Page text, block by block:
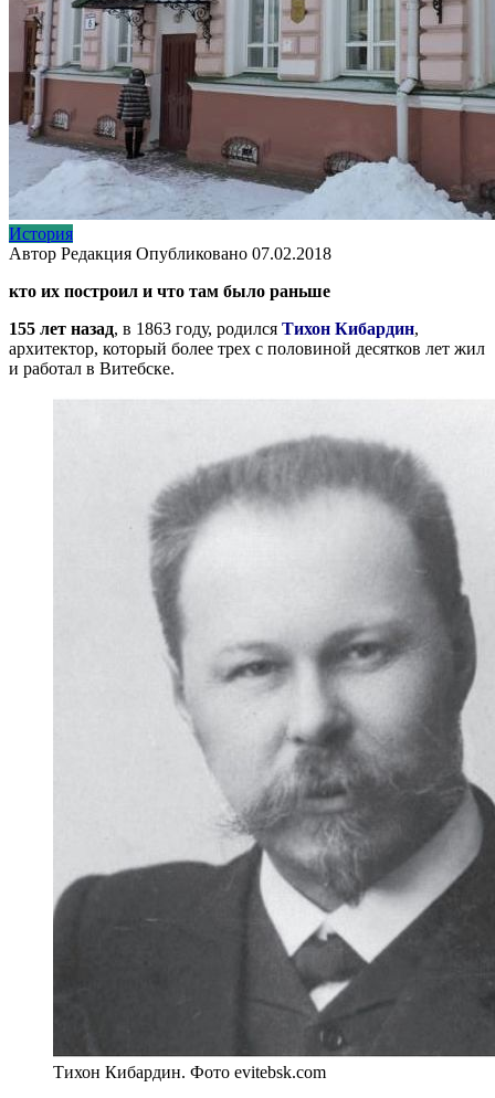
История
Автор Редакция Опубликовано 07.02.2018
кто их построил и что там было раньше
155 лет назад, в 1863 году, родился Тихон Кибардин,
архитектор, который более трех с половиной десятков лет жил
и работал в Витебске.
Тихон Кибардин. Фото evitebsk.com